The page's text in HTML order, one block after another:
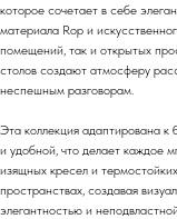
которое сочетает в себе
материала Rop и
помещений, так и открытых
столов создают атмосферу
неспешным разговорам.
Эта коллекция адаптирована к
и удобной, что делает каждое
изящных кресел и
пространствах, создавая
элегантностью и